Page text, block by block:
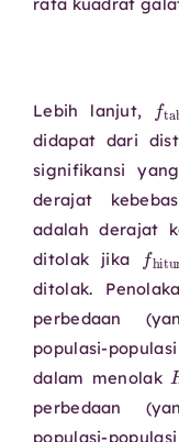
Lebih lanjut,
didapat dari
signifikansi
derajat
adalah derajat
ditolak jika
ditolak.
perbedaan
populasi-
dalam menolak
perbedaan
populasi-